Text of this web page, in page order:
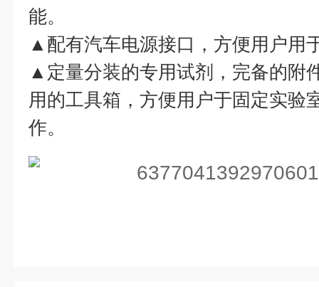
能。
▲配有汽车电源接口，方便用户用
▲定量分装的专用试剂，完备的附
用的工具箱，方便用户于固定实验
作。